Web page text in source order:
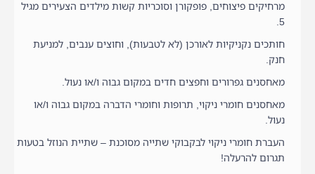
מרחיקים פיצוחים, פופקורן וסוכריות קשות מילדים הצעירים מגיל
5.
חותכים נקניקיות לאורכן (לא לטבעות), וחוצים ענבים, למניעת
חנק.
מאחסנים גפרורים וחפצים חדים במקום גבוה ו/או נעול.
מאחסנים חומרי ניקוי, תרופות וחומרי הדברה במקום גבוה ו/או
נעול.
העברת חומרי ניקוי לבקבוקי שתייה מסוכנת – שתיית הנוזל בטעות
תגרום להרעלה!